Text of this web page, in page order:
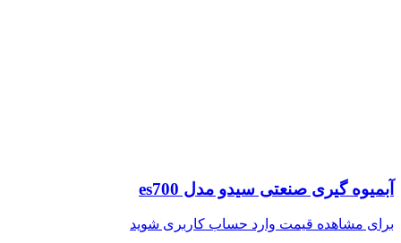
آبمیوه گیری صنعتی سیدو مدل es700
برای مشاهده قیمت وارد حساب کاربری شوید